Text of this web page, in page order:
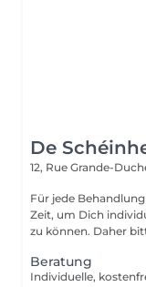
De
12, Rue Grande-
Für jede
Zeit, um Dich
zu können. Daher
Beratung